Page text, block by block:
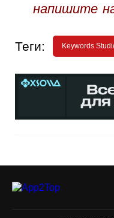
напишите
Теги: Keywords